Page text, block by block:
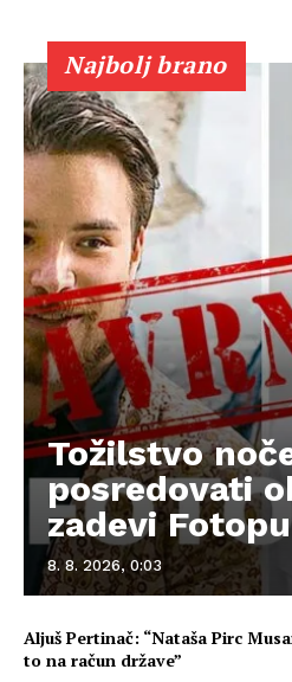
Najbolj brano
Tožilstvo
posredovati
zadevi
8. 8. 2026, 0:03
Aljuš Pertinač: “Nataša Pirc
to na račun države”